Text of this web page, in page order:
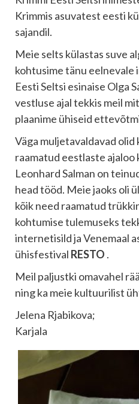
Krimmis asuvatest eesti
sajandil.
Meie selts külastas suve
kohtusime tänu
Eesti Seltsi esinaise Olga
vestluse ajal tekkis meil
plaanime ühiseid
Väga muljetavaldavad
raamatud eestlaste ajaloo
Leonhard Salman on
head tööd. Meie jaoks oli
kõik need raamatud
kohtumise tulemuseks
internetisild ja Venemaal
ühisfestival RESTO .
Meil paljustki omavahel
ning ka meie kultuurilist
Jelena Rjabikova;
Karjala